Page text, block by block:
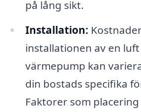
på lång sikt.
Installation:
installationen av en
värmepump kan
din bostads specifika
Faktorer som placering